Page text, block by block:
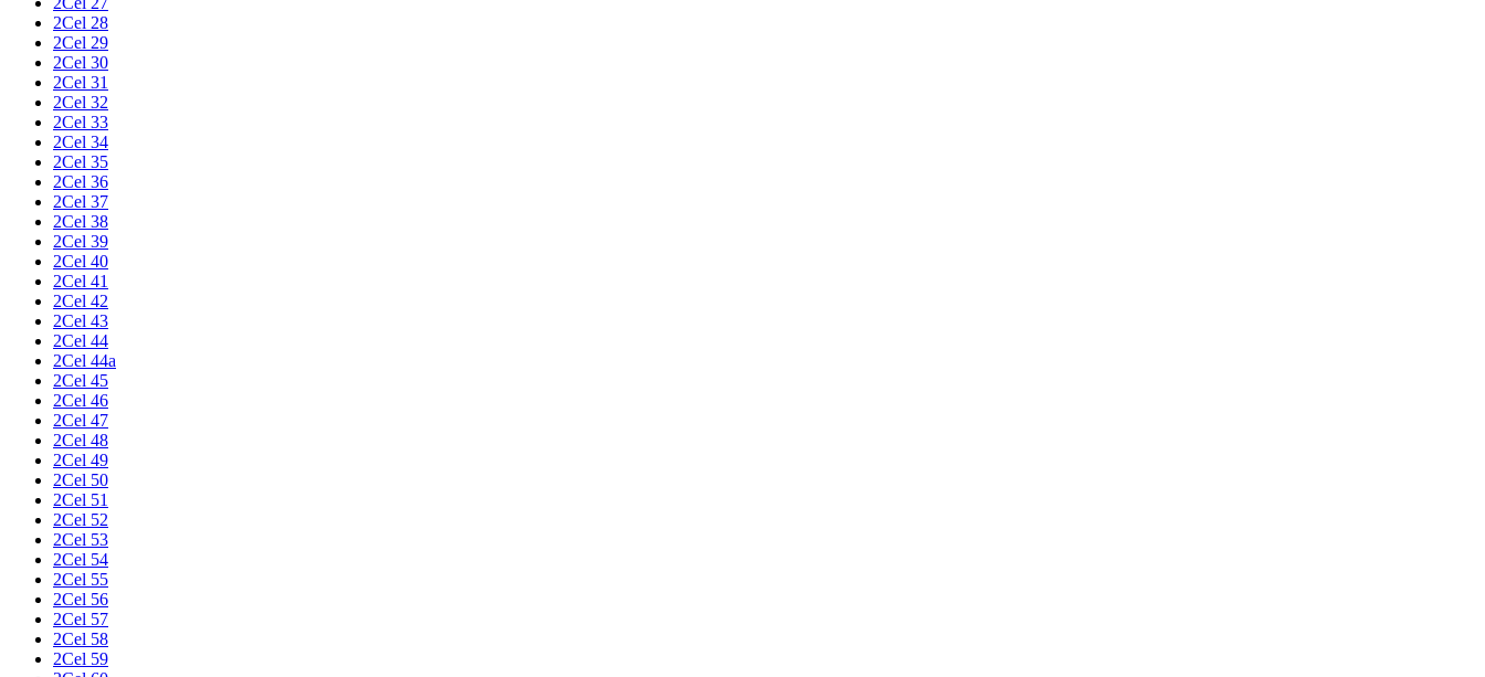
2Cel 28
2Cel 29
2Cel 30
2Cel 31
2Cel 32
2Cel 33
2Cel 34
2Cel 35
2Cel 36
2Cel 37
2Cel 38
2Cel 39
2Cel 40
2Cel 41
2Cel 42
2Cel 43
2Cel 44
2Cel 44a
2Cel 45
2Cel 46
2Cel 47
2Cel 48
2Cel 49
2Cel 50
2Cel 51
2Cel 52
2Cel 53
2Cel 54
2Cel 55
2Cel 56
2Cel 57
2Cel 58
2Cel 59